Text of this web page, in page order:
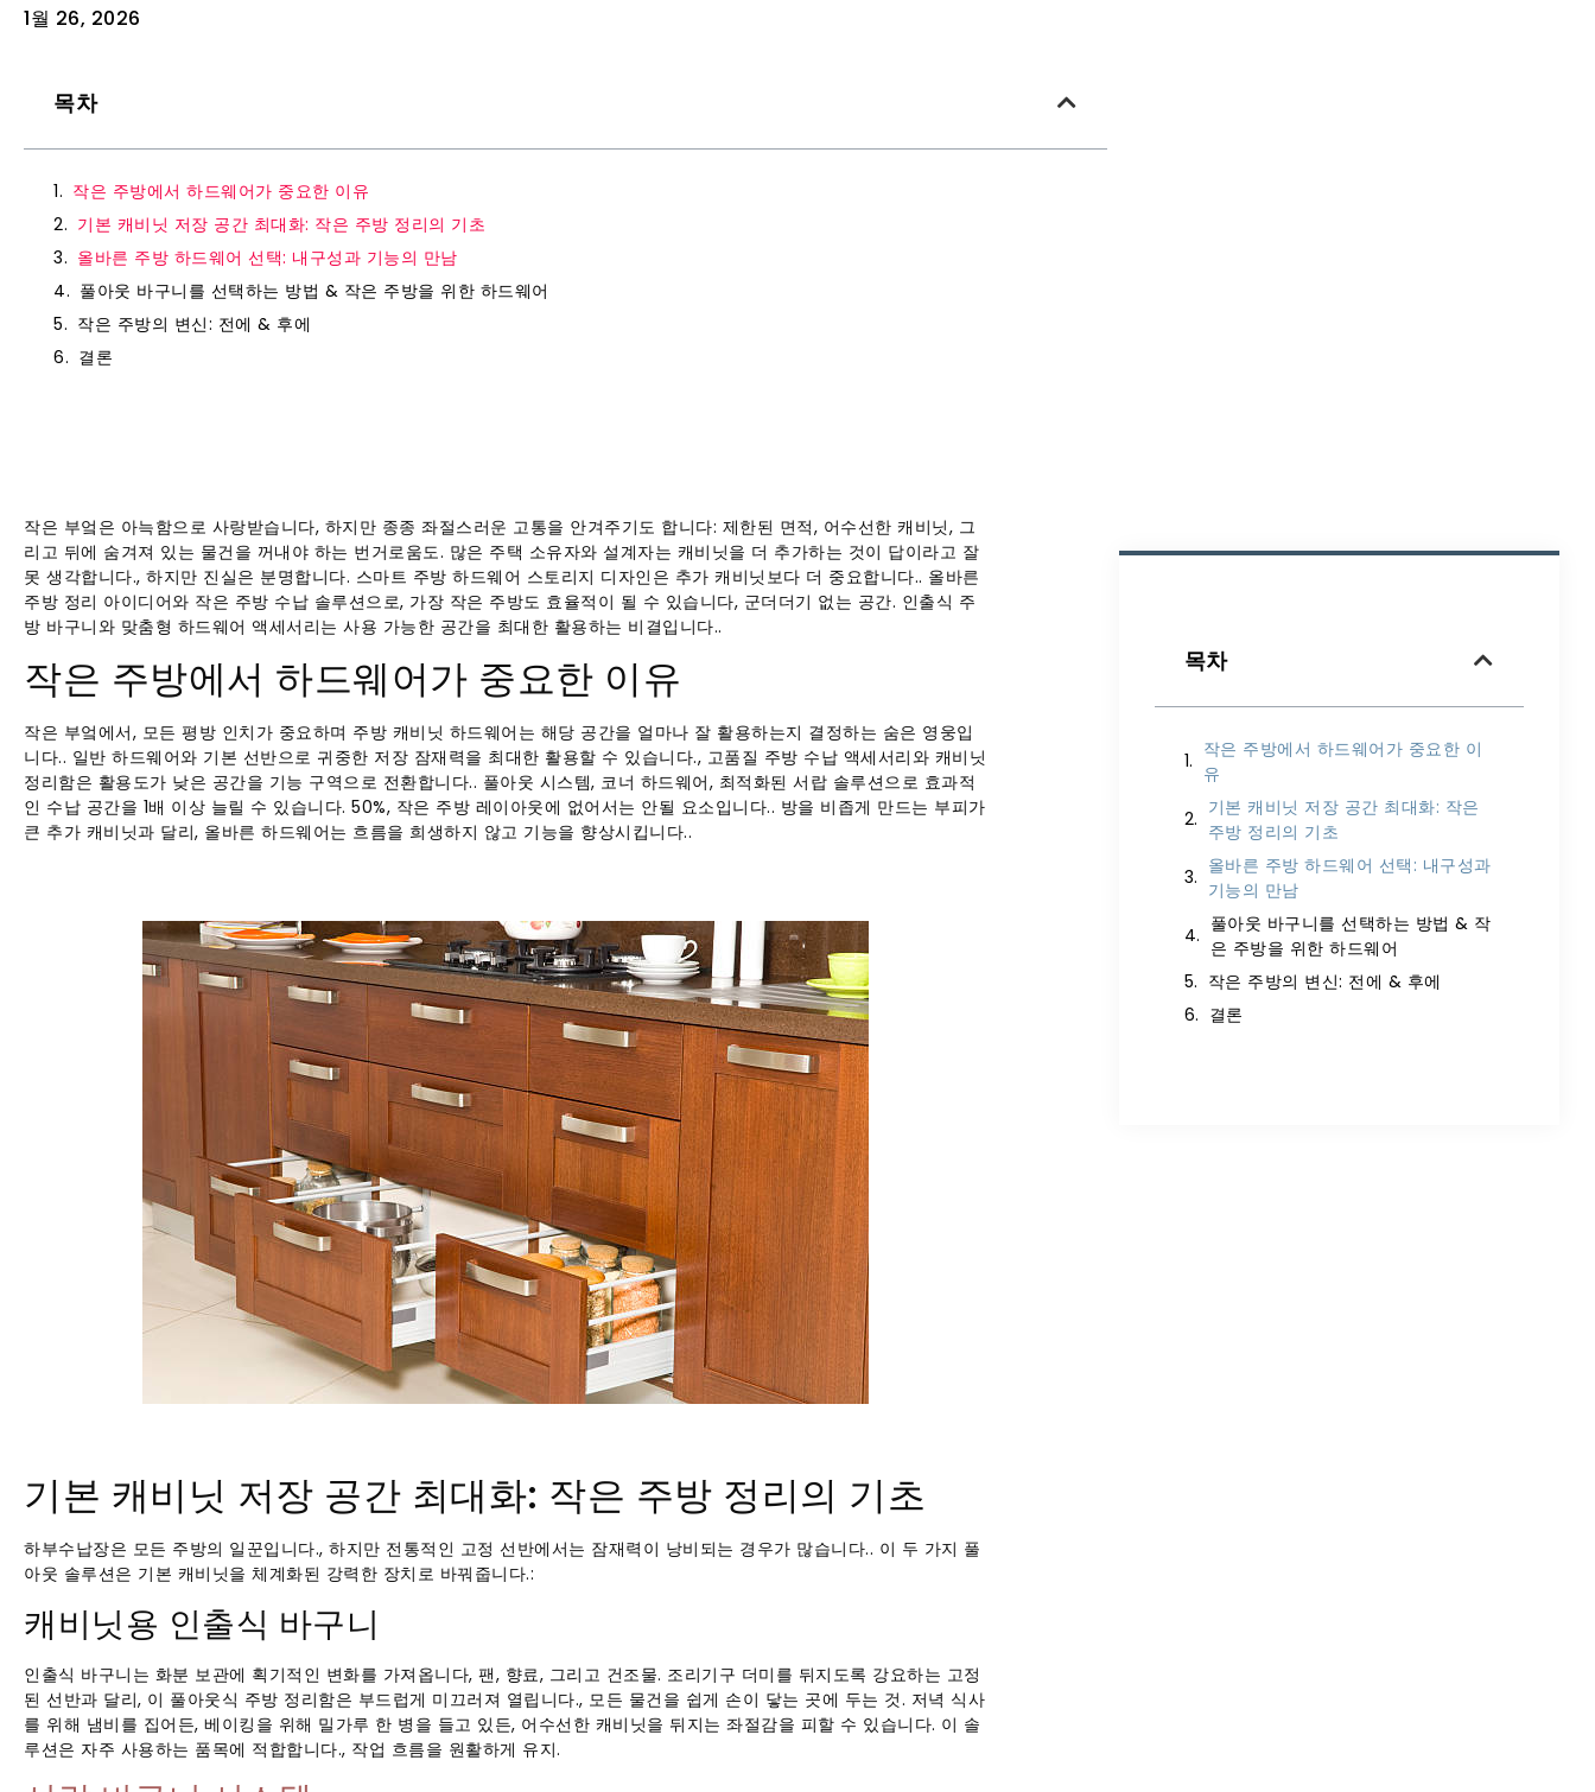
1월 26, 2026
목차
작은 주방에서 하드웨어가 중요한 이유
기본 캐비닛 저장 공간 최대화: 작은 주방 정리의 기초
올바른 주방 하드웨어 선택: 내구성과 기능의 만남
풀아웃 바구니를 선택하는 방법 & 작은 주방을 위한 하드웨어
작은 주방의 변신: 전에 & 후에
결론
작은 부엌은 아늑함으로 사랑받습니다, 하지만 종종 좌절스러운 고통을 안겨주기도 합니다: 제한된 면적, 어수선한 캐비닛, 그
리고 뒤에 숨겨져 있는 물건을 꺼내야 하는 번거로움도. 많은 주택 소유자와 설계자는 캐비닛을 더 추가하는 것이 답이라고 잘
못 생각합니다., 하지만 진실은 분명합니다. 스마트 주방 하드웨어 스토리지 디자인은 추가 캐비닛보다 더 중요합니다.. 올바른
주방 정리 아이디어와 작은 주방 수납 솔루션으로, 가장 작은 주방도 효율적이 될 수 있습니다, 군더더기 없는 공간. 인출식 주
방 바구니와 맞춤형 하드웨어 액세서리는 사용 가능한 공간을 최대한 활용하는 비결입니다..
작은 주방에서 하드웨어가 중요한 이유
작은 부엌에서, 모든 평방 인치가 중요하며 주방 캐비닛 하드웨어는 해당 공간을 얼마나 잘 활용하는지 결정하는 숨은 영웅입
니다.. 일반 하드웨어와 기본 선반으로 귀중한 저장 잠재력을 최대한 활용할 수 있습니다., 고품질 주방 수납 액세서리와 캐비닛
정리함은 활용도가 낮은 공간을 기능 구역으로 전환합니다.. 풀아웃 시스템, 코너 하드웨어, 최적화된 서랍 솔루션으로 효과적
인 수납 공간을 1배 이상 늘릴 수 있습니다. 50%, 작은 주방 레이아웃에 없어서는 안될 요소입니다.. 방을 비좁게 만드는 부피가
큰 추가 캐비닛과 달리, 올바른 하드웨어는 흐름을 희생하지 않고 기능을 향상시킵니다..
기본 캐비닛 저장 공간 최대화: 작은 주방 정리의 기초
하부수납장은 모든 주방의 일꾼입니다., 하지만 전통적인 고정 선반에서는 잠재력이 낭비되는 경우가 많습니다.. 이 두 가지 풀
아웃 솔루션은 기본 캐비닛을 체계화된 강력한 장치로 바꿔줍니다.:
캐비닛용 인출식 바구니
인출식 바구니는 화분 보관에 획기적인 변화를 가져옵니다, 팬, 향료, 그리고 건조물. 조리기구 더미를 뒤지도록 강요하는 고정
된 선반과 달리, 이 풀아웃식 주방 정리함은 부드럽게 미끄러져 열립니다., 모든 물건을 쉽게 손이 닿는 곳에 두는 것. 저녁 식사
를 위해 냄비를 집어든, 베이킹을 위해 밀가루 한 병을 들고 있든, 어수선한 캐비닛을 뒤지는 좌절감을 피할 수 있습니다. 이 솔
루션은 자주 사용하는 품목에 적합합니다., 작업 흐름을 원활하게 유지.
목차
작은 주방에서 하드웨어가 중요한 이
유
기본 캐비닛 저장 공간 최대화: 작은
주방 정리의 기초
올바른 주방 하드웨어 선택: 내구성과
기능의 만남
풀아웃 바구니를 선택하는 방법 & 작
은 주방을 위한 하드웨어
작은 주방의 변신: 전에 & 후에
결론